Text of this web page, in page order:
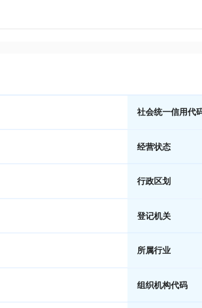
社会统一信用代
经营状态
行政区划
登记机关
所属行业
组织机构代码